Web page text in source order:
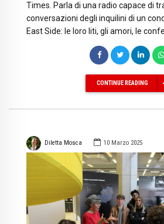
Times. Parla di una radio capace di
conversazioni degli inquilini di un
East Side: le loro liti, gli amori, le
CONTINUE READING
Diletta Mosca 10 Marzo 2025